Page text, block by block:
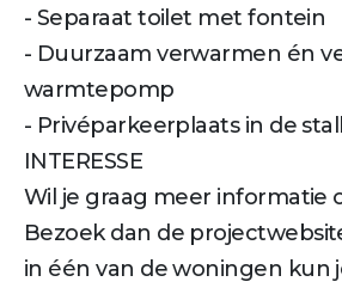
- Separaat toilet met fontein
- Duurzaam verwarmen én
warmtepomp
- Privéparkeerplaats in de
INTERESSE
Wil je graag meer informatie
Bezoek dan de
in één van de woningen kun